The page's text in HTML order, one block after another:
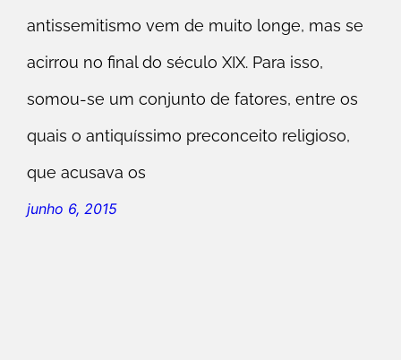
antissemitismo vem de muito longe, mas se
acirrou no final do século XIX. Para isso,
somou-se um conjunto de fatores, entre os
quais o antiquíssimo preconceito religioso,
que acusava os
junho 6, 2015